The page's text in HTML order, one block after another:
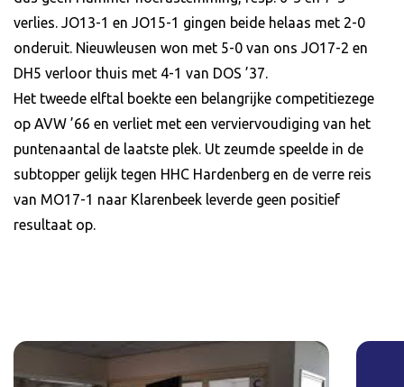
verlies. JO13-1 en JO15-1 gingen beide helaas met 2-0
onderuit. Nieuwleusen won met 5-0 van ons JO17-2 en
DH5 verloor thuis met 4-1 van DOS ’37.
Het tweede elftal boekte een belangrijke competitiezege
op AVW ’66 en verliet met een verviervoudiging van het
puntenaantal de laatste plek. Ut zeumde speelde in de
subtopper gelijk tegen HHC Hardenberg en de verre reis
van MO17-1 naar Klarenbeek leverde geen positief
resultaat op.